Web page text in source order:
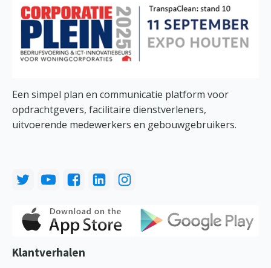
Een simpel plan en communicatie platform voor
opdrachtgevers, facilitaire dienstverleners,
uitvoerende medewerkers en gebouwgebruikers.
Klantverhalen